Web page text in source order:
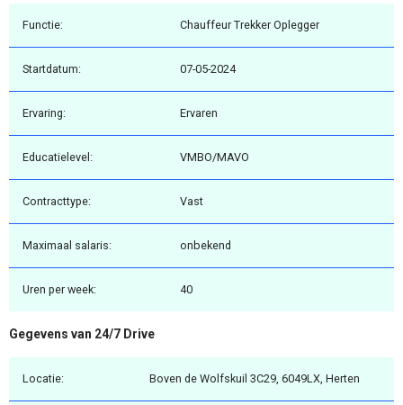
Functie: Chauffeur Trekker Oplegger
Startdatum: 07-05-2024
Ervaring: Ervaren
Educatielevel: VMBO/MAVO
Contracttype: Vast
Maximaal salaris: onbekend
Uren per week: 40
Gegevens van 24/7 Drive
Locatie: Boven de Wolfskuil 3C29, 6049LX, Herten